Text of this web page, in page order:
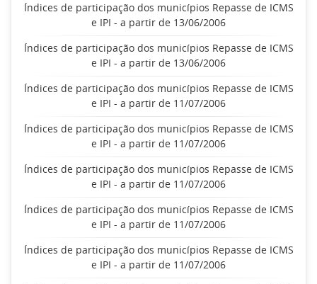
Índices de participação dos municípios Repasse de ICMS
e IPI - a partir de 13/06/2006
Índices de participação dos municípios Repasse de ICMS
e IPI - a partir de 13/06/2006
Índices de participação dos municípios Repasse de ICMS
e IPI - a partir de 11/07/2006
Índices de participação dos municípios Repasse de ICMS
e IPI - a partir de 11/07/2006
Índices de participação dos municípios Repasse de ICMS
e IPI - a partir de 11/07/2006
Índices de participação dos municípios Repasse de ICMS
e IPI - a partir de 11/07/2006
Índices de participação dos municípios Repasse de ICMS
e IPI - a partir de 11/07/2006